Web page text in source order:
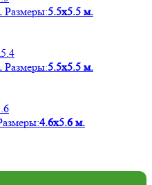
Размеры:5.5х5.5 м.
Размеры:5.5х5.5 м.
4.6х5.6 м.